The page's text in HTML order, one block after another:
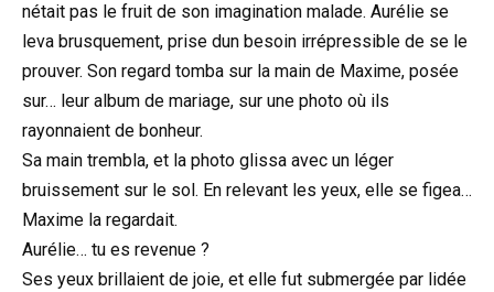
nétait pas le fruit de son imagination malade. Aurélie se
leva brusquement, prise dun besoin irrépressible de se le
prouver. Son regard tomba sur la main de Maxime, posée
sur… leur album de mariage, sur une photo où ils
rayonnaient de bonheur.
Sa main trembla, et la photo glissa avec un léger
bruissement sur le sol. En relevant les yeux, elle se figea…
Maxime la regardait.
Aurélie… tu es revenue ?
Ses yeux brillaient de joie, et elle fut submergée par lidée